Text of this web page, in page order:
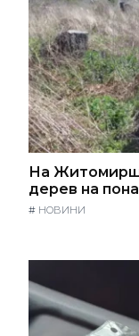
На
дерев на
# НОВИНИ